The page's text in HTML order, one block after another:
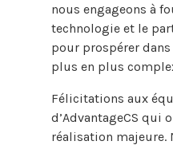
nous engageons à
technologie et le
pour prospérer
plus en plus
Félicitations aux
d’AdvantageCS qui
réalisation majeure.